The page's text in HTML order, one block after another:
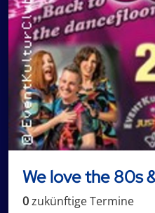
We love the 80s
0zukünftigeTermine